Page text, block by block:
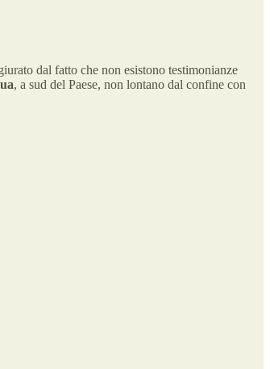
dal fatto che non esistono testimonianze
, a sud del Paese, non lontano dal confine con